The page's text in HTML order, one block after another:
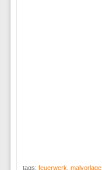
tags: feuerwerk malvorlage,